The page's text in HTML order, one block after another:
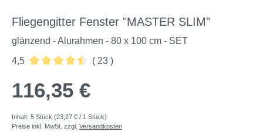
Fliegengitter Fenster "MASTER SLIM"
glänzend - Alurahmen - 80 x 100 cm - SET
4,5
( 23 )
116,35 €
Inhalt: 5 Stück (23,27 € / 1 Stück)
Preise inkl. MwSt. zzgl. Versandkosten